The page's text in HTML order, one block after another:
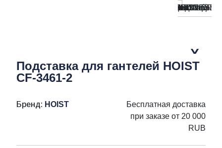
Подставка для гантелей HOIST
CF-3461-2
Бренд: HOIST
Бесплатная доставка
при заказе от 20 000
RUB